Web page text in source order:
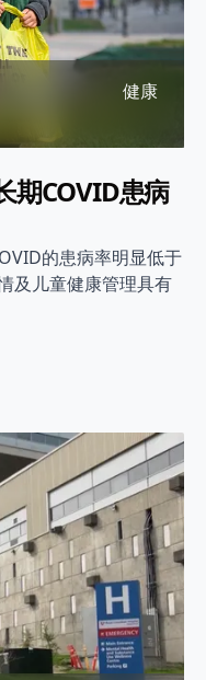
健康
期COVID患病
的患病率明显低于
及儿童健康管理具有